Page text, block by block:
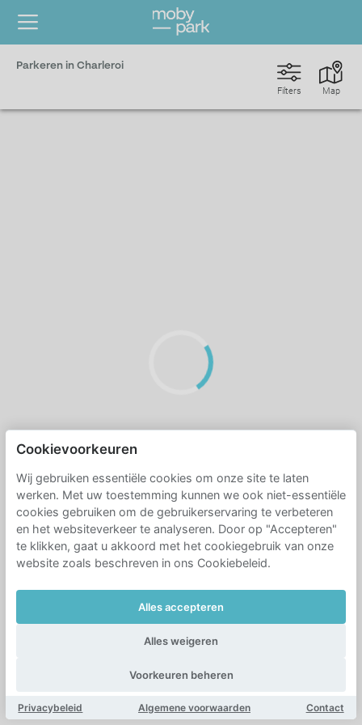
Parkeren in Charleroi
Map
Filters
Cookievoorkeuren
Wij gebruiken essentiële cookies om onze site te laten
werken. Met uw toestemming kunnen we ook niet-essentiële
cookies gebruiken om de gebruikerservaring te verbeteren
en het websiteverkeer te analyseren. Door op "Accepteren"
te klikken, gaat u akkoord met het cookiegebruik van onze
website zoals beschreven in ons Cookiebeleid.
Alles accepteren
Alles weigeren
Voorkeuren beheren
Privacybeleid Algemene voorwaarden Contact